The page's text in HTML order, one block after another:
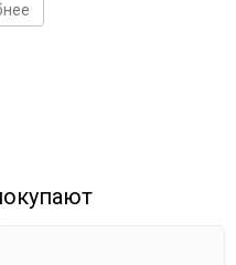
фарш на начальном
кг фарша.
влажность - не